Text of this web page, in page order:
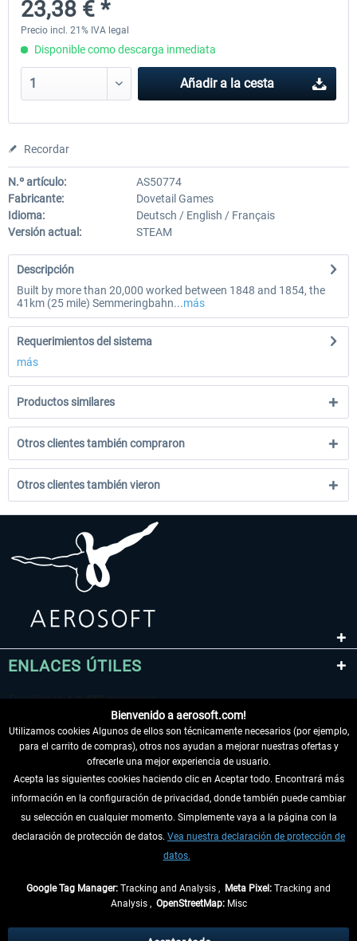
23,38 € *
Precio incl. 21% IVA legal
Disponible como descarga inmediata
Añadir a la cesta
Recordar
N.º artículo:
AS50774
Fabricante:
Dovetail Games
Idioma:
Deutsch / English / Français
Versión actual:
STEAM
Descripción
Built by more than 20,000 worked between 1848 and 1854, the
41km (25 mile) Semmeringbahn...más
Requerimientos del sistema
más
Productos similares
Otros clientes también compraron
Otros clientes también vieron
ENLACES ÚTILES
DESISTIR DEL CONTRATO
INFORMACIÓN
Bienvenido a aerosoft.com!
Utilizamos cookies Algunos de ellos son técnicamente necesarios (por ejemplo,
para el carrito de compras), otros nos ayudan a mejorar nuestras ofertas y
ofrecerle una mejor experiencia de usuario.
Acepta las siguientes cookies haciendo clic en Aceptar todo. Encontrará más
información en la configuración de privacidad, donde también puede cambiar
su selección en cualquier momento. Simplemente vaya a la página con la
declaración de protección de datos. Vea nuestra declaración de protección de
datos.
Google Tag Manager: Tracking and Analysis , Meta Pixel: Tracking and
Analysis , OpenStreetMap:Misc